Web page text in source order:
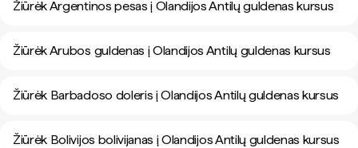
Žiūrėk Argentinos pesas į Olandijos Antilų guldenas kursus
Žiūrėk Arubos guldenas į Olandijos Antilų guldenas kursus
Žiūrėk Barbadoso doleris į Olandijos Antilų guldenas kursus
Žiūrėk Bolivijos bolivijanas į Olandijos Antilų guldenas kursus